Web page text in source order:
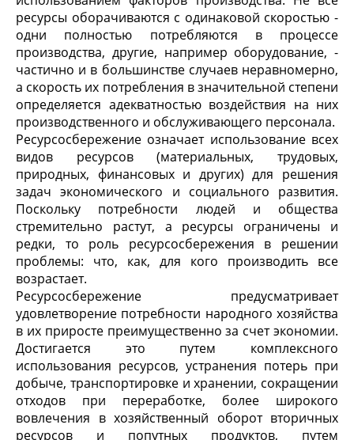
ресурсы оборачиваются с одинаковой скоростью -
одни полностью потребляются в процессе
производства, другие, например оборудование, -
частично и в большинстве случаев неравномерно,
а скорость их потребления в значительной степени
определяется адекватностью воздействия на них
производственного и обслуживающего персонала.
Ресурсосбережение означает использование всех
видов ресурсов (материальных, трудовых,
природных, финансовых и других) для решения
задач экономического и социального развития.
Поскольку потребности людей и общества
стремительно растут, а ресурсы ограничены и
редки, то роль ресурсосбережения в решении
проблемы: что, как, для кого производить все
возрастает.
Ресурсосбережение предусматривает
удовлетворение потребности народного хозяйства
в их приросте преимущественно за счет экономии.
Достигается это путем комплексного
использования ресурсов, устранения потерь при
добыче, транспортировке и хранении, сокращении
отходов при переработке, более широкого
вовлечения в хозяйственный оборот вторичных
ресурсов и попутных продуктов, путем